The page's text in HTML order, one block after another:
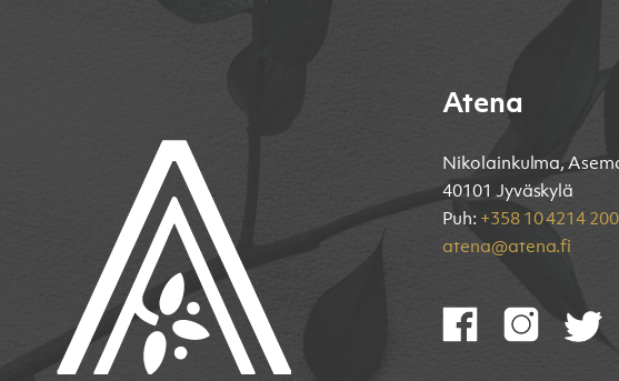
Atena
Nikolainkulma,
40101 Jyväskylä
Puh: +358 10 4214 200
atena@atena.fi